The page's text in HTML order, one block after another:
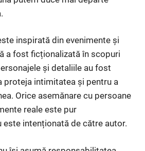
inspirată din evenimente și
a fost ficționalizată în scopuri
și detaliile au fost
proteja intimitatea și pentru a
Orice asemănare cu persoane
reale este pur
intenționată de către autor.